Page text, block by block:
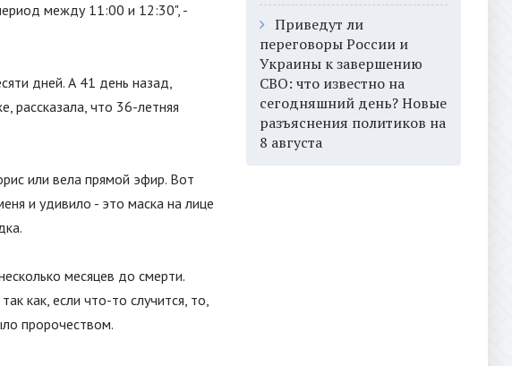
между 11:00 и 12:30", -
дней. А 41 день назад,
рассказала, что 36-летняя
или вела прямой эфир. Вот
и удивило - это маска на лице
месяцев до смерти.
как, если что-то случится, то,
пророчеством.
Приведут ли
переговоры России и
Украины к завершению
СВО: что известно на
сегодняшний день? Новые
разъяснения политиков на
8 августа